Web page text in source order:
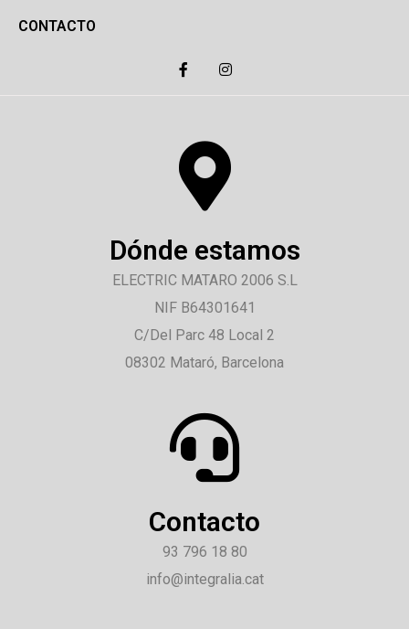
CONTACTO
Dónde estamos
ELECTRIC MATARO 2006 S.L
NIF B64301641
C/Del Parc 48 Local 2
08302 Mataró, Barcelona
Contacto
93 796 18 80
info@integralia.cat